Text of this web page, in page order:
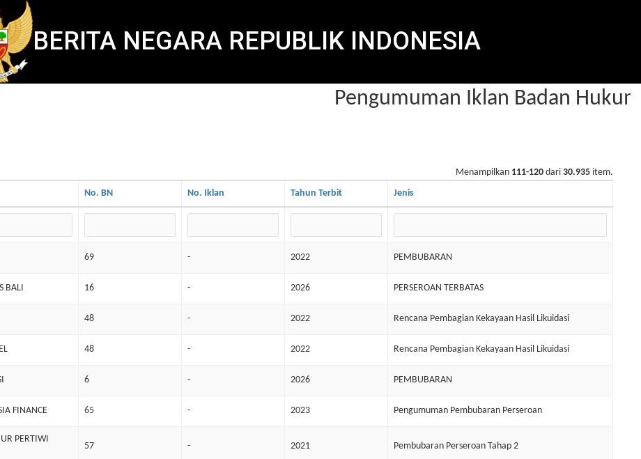
BERITA NEGARA REPUBLIK INDONESIA
Pengumuman Iklan Badan Hukum
Menampilkan 111-120 dari 30.935 item.
No. BN No. Iklan Tahun Terbit Jenis
69 - 2022 PEMBUBARAN
BALI 16 - 2026 PERSEROAN TERBATAS
48 - 2022 Rencana Pembagian Kekayaan Hasil Likuidasi
48 - 2022 Rencana Pembagian Kekayaan Hasil Likuidasi
6 - 2026 PEMBUBARAN
FINANCE 65 - 2023 Pengumuman Pembubaran Perseroan
PERTIWI
57 - 2021 Pembubaran Perseroan Tahap 2